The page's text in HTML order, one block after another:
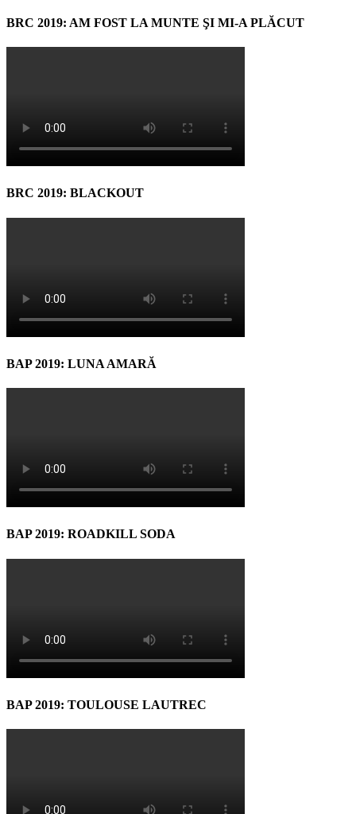
BRC 2019: AM FOST LA MUNTE ŞI MI-A PLĂCUT
BRC 2019: BLACKOUT
BAP 2019: LUNA AMARĂ
BAP 2019: ROADKILL SODA
BAP 2019: TOULOUSE LAUTREC